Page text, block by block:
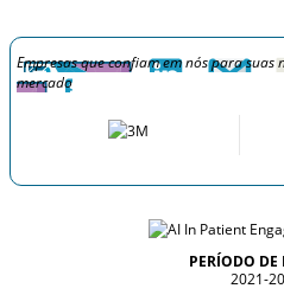
Empresas que confiam em nós para suas
mercado
PERÍODO DE
2021-